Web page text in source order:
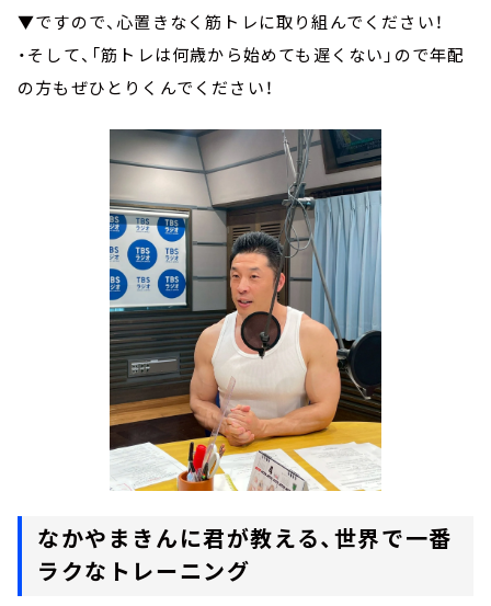
▼ですので、心置きなく筋トレに取り組んでください！
・そして、「筋トレは何歳から始めても遅くない」ので年配
の方もぜひとりくんでください！
なかやまきんに君が教える、世界で一番
ラクなトレーニング